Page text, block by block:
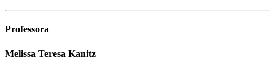
Professora
Melissa Teresa Kanitz